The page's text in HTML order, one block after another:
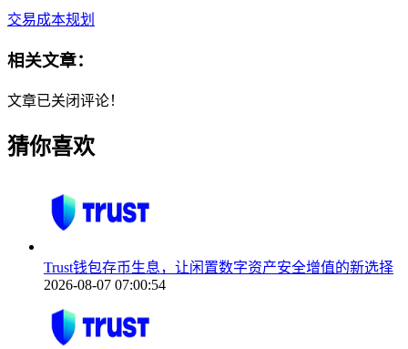
交易成本规划
相关文章：
文章已关闭评论！
猜你喜欢
Trust钱包存币生息，让闲置数字资产安全增值的新选择
2026-08-07 07:00:54